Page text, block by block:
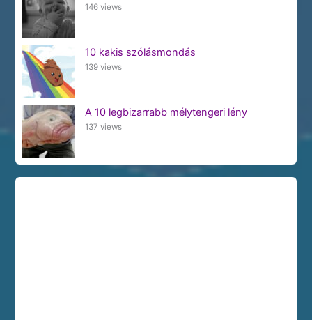
146 views
10 kakis szólásmondás
139 views
A 10 legbizarrabb mélytengeri lény
137 views